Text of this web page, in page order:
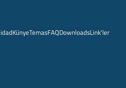
KünyeTemasFAQDownloadsLink'ler